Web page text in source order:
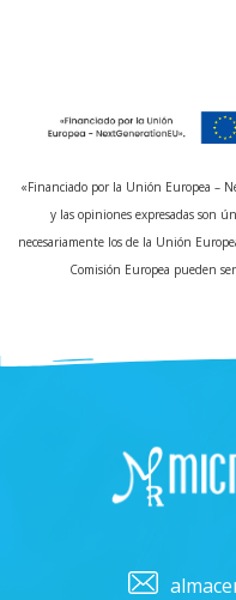
«Financiado por la Unión Europea –
y las opiniones expresadas son
necesariamente los de la Unión
Comisión Europea pueden